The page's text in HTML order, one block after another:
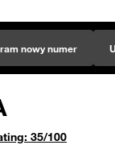
nowy numer
35/100